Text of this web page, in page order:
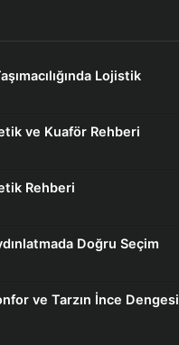
Lojistik
ve Kuaför Rehberi
Rehberi
Doğru Seçim
ve Tarzın İnce Dengesi